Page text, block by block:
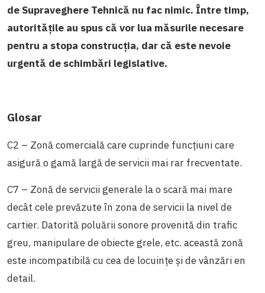
de Supraveghere Tehnică nu fac nimic. Între timp,
autoritățile au spus că vor lua măsurile necesare
pentru a stopa construcția, dar că este nevoie
urgentă de schimbări legislative.
Glosar
C2 – Zonă comercială care cuprinde funcţiuni care
asigură o gamă largă de servicii mai rar frecventate.
C7 – Zonă de servicii generale la o scară mai mare
decât cele prevăzute în zona de servicii la nivel de
cartier. Datorită poluării sonore provenită din trafic
greu, manipulare de obiecte grele, etc. această zonă
este incompatibilă cu cea de locuinţe şi de vânzări en
detail.